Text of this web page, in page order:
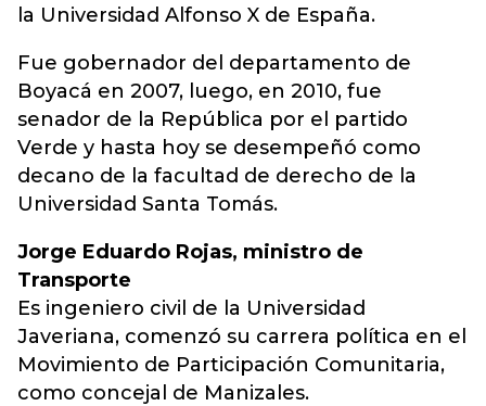
la Universidad Alfonso X de España.
Fue gobernador del departamento de
Boyacá en 2007, luego, en 2010, fue
senador de la República por el partido
Verde y hasta hoy se desempeñó como
decano de la facultad de derecho de la
Universidad Santa Tomás.
Jorge Eduardo Rojas, ministro de
Transporte
Es ingeniero civil de la Universidad
Javeriana, comenzó su carrera política en el
Movimiento de Participación Comunitaria,
como concejal de Manizales.